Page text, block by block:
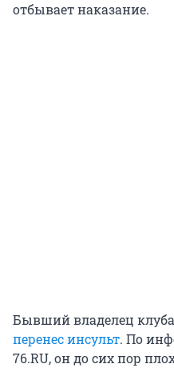
отбывает наказание.
Бывший владелец клуба
перенес инсульт. По
76.RU, он до сих пор